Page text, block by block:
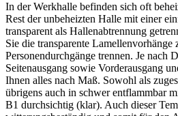
In der Werkhalle befinden sich oft
Rest der unbeheizten Halle mit einer
transparent als Hallenabtrennung
Sie die transparente Lamellenvorhänge
Personendurchgänge trennen. Je nach
Seitenausgang sowie Vorderausgang
Ihnen alles nach Maß. Sowohl als
übrigens auch in schwer entflammbar
B1 durchsichtig (klar). Auch dieser